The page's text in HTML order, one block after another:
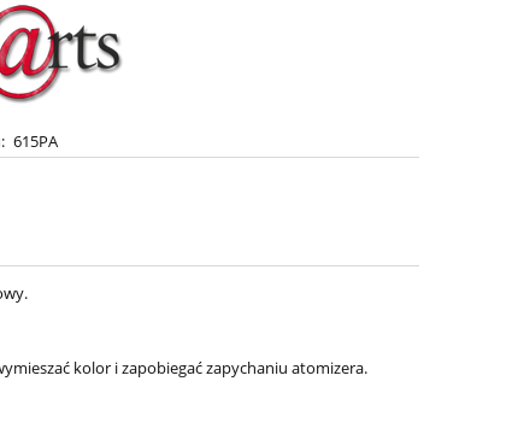
615PA
kolor i zapobiegać zapychaniu atomizera.